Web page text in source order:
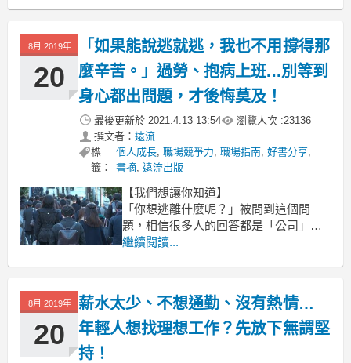
而且顯然不了解他的粗暴，
8月 2019年
20
「如果能說逃就逃，我也不用撐得那
麼辛苦。」過勞、抱病上班...別等到
身心都出問題，才後悔莫及！
最後更新於 2021.4.13 13:54 瀏覽人次 :23136
撰文者： 遠流
標
籤：
個人成長, 職場競爭力, 職場指南, 好書分享,
書摘, 遠流出版
【我們想讓你知道】
「你想逃離什麼呢？」被問到這個問
題，相信很多人的回答都是「公司」或
「工作」吧？科技逐漸進步，想聯絡彼
間到了，只要老闆或主管一封簡訊或郵
件，做員工的怎可能不做回應？這樣的
生活，你還能撐多久？
繼續閱讀...
8月 2019年
20
薪水太少、不想通勤、沒有熱情…
年輕人想找理想工作？先放下無謂堅
持！